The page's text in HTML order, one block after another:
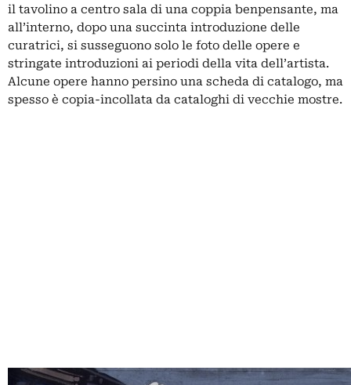
il tavolino a centro sala di una coppia benpensante, ma
all’interno, dopo una succinta introduzione delle
curatrici, si susseguono solo le foto delle opere e
stringate introduzioni ai periodi della vita dell’artista.
Alcune opere hanno persino una scheda di catalogo, ma
spesso è copia-incollata da cataloghi di vecchie mostre.